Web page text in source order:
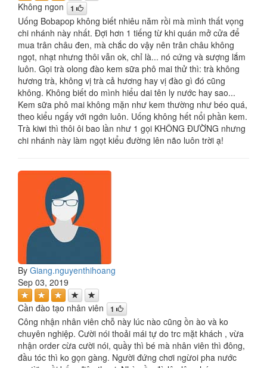
Không ngon 1
Uống Bobapop không biết nhiêu năm rồi mà mình thất vọng
chi nhánh này nhất. Đợi hơn 1 tiếng từ khi quán mở cửa để
mua trân châu đen, mà chắc do vậy nên trân châu không
ngọt, nhạt nhưng thôi vẫn ok, chỉ là... nó cứng và sượng lắm
luôn. Gọi trà olong đào kem sữa phô mai thử thì: trà không
hương trà, không vị trà cả hương hay vị đào gì đó cũng
không. Không biết do mình hiểu dai tên ly nước hay sao...
Kem sữa phô mai không mặn như kem thường như béo quá,
theo kiểu ngấy với ngớn luôn. Uống không hết nổi phần kem.
Trà kiwi thì thôi ôi bao lần như 1 gọi KHÔNG ĐƯỜNG nhưng
chi nhánh này làm ngọt kiểu đường lên não luôn trời ạ!
By Giang.nguyenthihoang
Sep 03, 2019
Cần đào tạo nhân viên 1
Công nhận nhân viên chỗ này lúc nào cũng ồn ào và ko
chuyên nghiệp. Cười nói thoải mái tự do trc mặt khách , vừa
nhận order cừa cười nói, quầy thì bé mà nhân viên thì đông,
đầu tóc thì ko gọn gàng. Người đứng chơi ngừoi pha nước